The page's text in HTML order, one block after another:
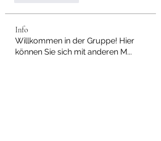
Info
Willkommen in der Gruppe! Hier
können Sie sich mit anderen M...